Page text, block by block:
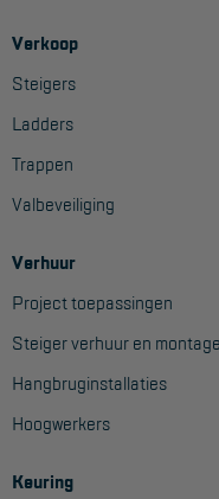
OVER ONS
Vestigingen
Dealers
Werken bij ons
Product video's
Blog
SUPPORT
Handleidingen
Verkoop
Steigers
Ladders
Trappen
Valbeveiliging
Verhuur
Project toepassingen
Steiger verhuur en montage
Hangbruginstallaties
Hoogwerkers
Keuring